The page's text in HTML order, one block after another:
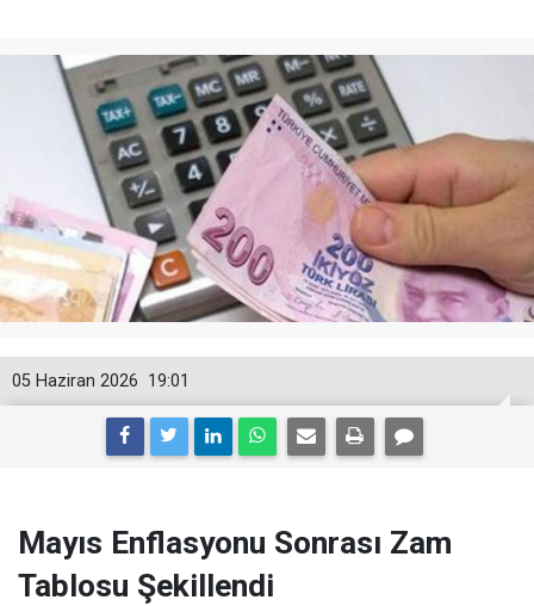
19:01
05 Haziran 2026
Mayıs Enflasyonu Sonrası Zam
Tablosu Şekillendi